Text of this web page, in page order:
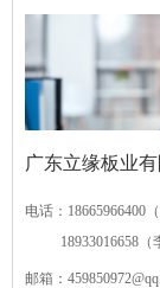
广东立缘板业有
电话：18665966400
18933016658（李
邮箱：